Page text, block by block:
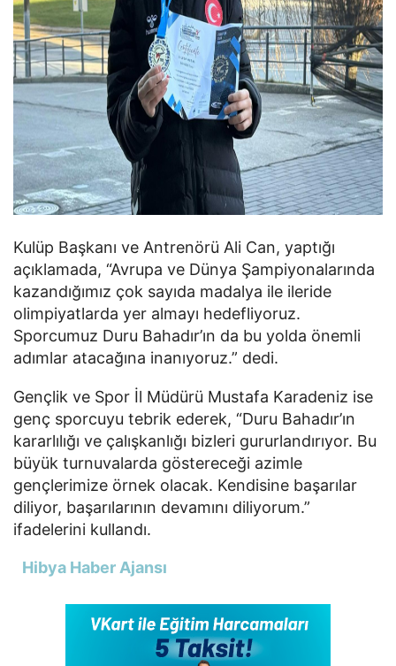
Kulüp Başkanı ve Antrenörü Ali Can, yaptığı
açıklamada, “Avrupa ve Dünya Şampiyonalarında
kazandığımız çok sayıda madalya ile ileride
olimpiyatlarda yer almayı hedefliyoruz.
Sporcumuz Duru Bahadır’ın da bu yolda önemli
adımlar atacağına inanıyoruz.” dedi.
Gençlik ve Spor İl Müdürü Mustafa Karadeniz ise
genç sporcuyu tebrik ederek, “Duru Bahadır’ın
kararlılığı ve çalışkanlığı bizleri gururlandırıyor. Bu
büyük turnuvalarda göstereceği azimle
gençlerimize örnek olacak. Kendisine başarılar
diliyor, başarılarının devamını diliyorum.”
ifadelerini kullandı.
Hibya Haber Ajansı